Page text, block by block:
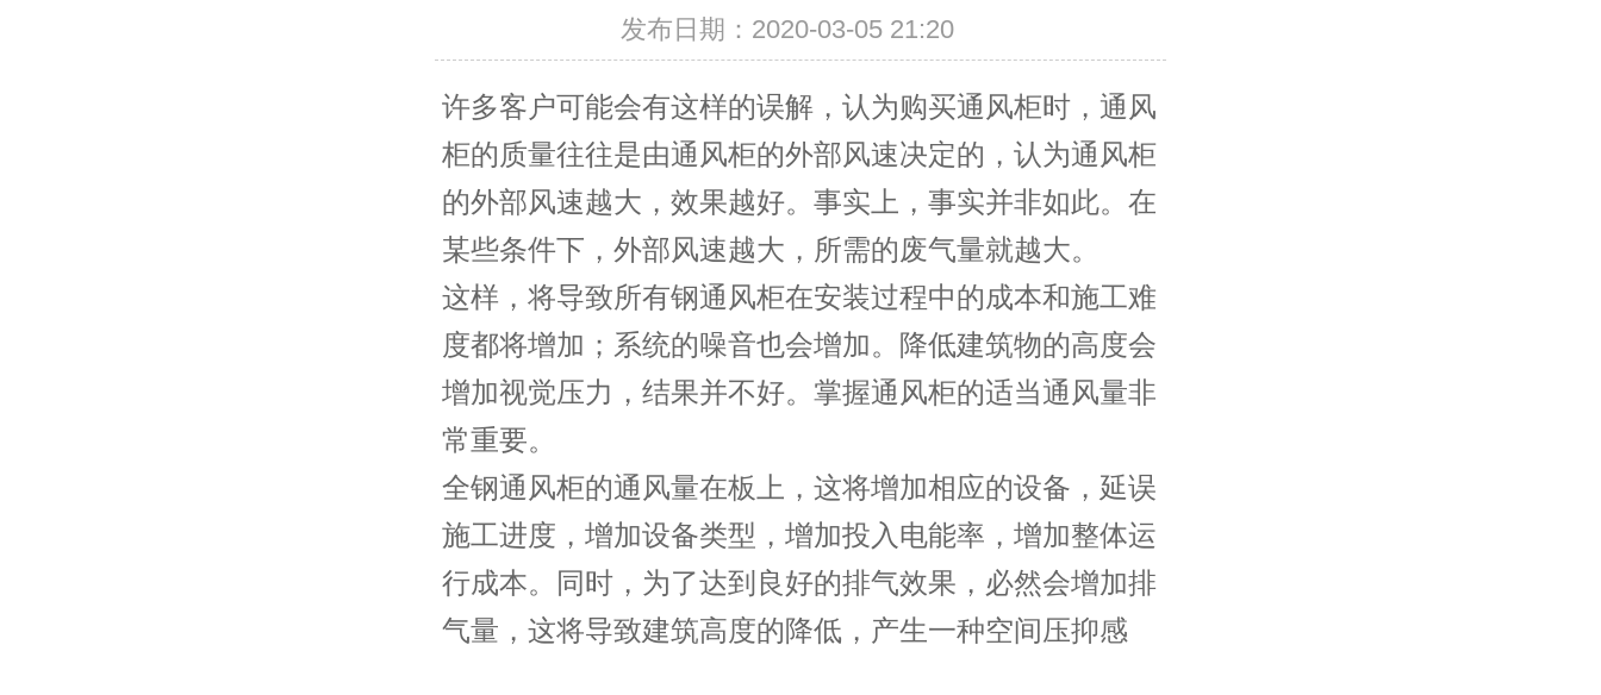
发布日期：2020-03-05 21:20
许多客户可能会有这样的误解，认为购买通风柜时，通风
柜的质量往往是由通风柜的外部风速决定的，认为通风柜
的外部风速越大，效果越好。事实上，事实并非如此。在
某些条件下，外部风速越大，所需的废气量就越大。
这样，将导致所有钢通风柜在安装过程中的成本和施工难
度都将增加；系统的噪音也会增加。降低建筑物的高度会
增加视觉压力，结果并不好。掌握通风柜的适当通风量非
常重要。
全钢通风柜的通风量在板上，这将增加相应的设备，延误
施工进度，增加设备类型，增加投入电能率，增加整体运
行成本。同时，为了达到良好的排气效果，必然会增加排
气量，这将导致建筑高度的降低，产生一种空间压抑感